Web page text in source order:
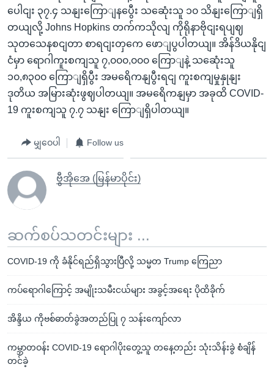
ပေါငျး ၃၇.၄ သနျးကြောျနပွေီး သဆေုံးသူ ၁၀ သိနျးကြောျရှိ
တယျလို့ Johns Hopkins တက်ကသိုလျ ကိုရိုနာဗိုငျးရပျဈ
သုတသေနစငျတာ စာရငျးတှကေ ဖောျပွပါတယျ။ အိန်ဒိယနိုငျ
ငံမှာ ရောဂါကူးစကျသူ ၇,၀၀၀,၀၀၀ ကြောျနဲ့ သဆေုံးသူ
၁၀,၈၃၀၀ ကြောျရှိပွီး အမရေိကနျပွီးရငျ ကူးစကျမှုနှုနျး
ဒုတိယ အမြားဆုံးဖွဈပါတယျ။ အမရေိကနျမှာ အခုထိ COVID-
19 ကူးစကျသူ ၇.၇ သနျး ကြောျရှိပါတယျ။
မျှဝေပါ Follow us
ဗွီအိုအေ (မြန်မာပိုင်း)
ဆက်စပ်သတင်းများ ...
COVID-19 ကို ခံနိုင်ရည်ရှိသွားပြီလို့ သမ္မတ Trump ကြေညာ
ကပ်ရောဂါကြောင့် အမျိုးသမီးငယ်များ အခွင့်အရေး ပိုထိခိုက်
အိန္ဒိယ ကိုဗစ်ဓာတ်ခွဲအတည်ပြု ၇ သန်းကျော်လာ
ကမ္ဘာတဝန်း COVID-19 ရောဂါပိုးတွေ့သူ တနေ့တည်း သုံးသိန်းခွဲ စံချိန်
တင်ခဲ့